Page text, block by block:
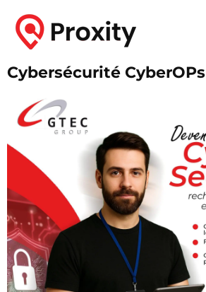
Cybersécurité CyberOPs